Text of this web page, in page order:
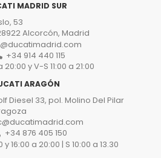
MADRID SUR
53
Alcorcón, Madrid
+34 914 440 115
20:00 y V-S 11:00 a 21:00
ARAGÓN
Diesel 33, pol. Molino Del Pilar
+34 876 405 150
y 16:00 a 20:00 | S 10:00 a 13.30